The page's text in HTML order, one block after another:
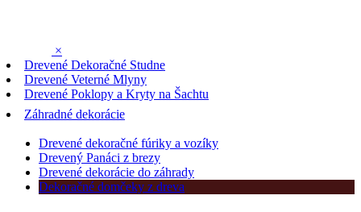
×
Drevené Dekoračné Studne
Drevené Veterné Mlyny
Drevené Poklopy a Kryty na Šachtu
Záhradné dekorácie
Drevené dekoračné fúriky a vozíky
Drevený Panáci z brezy
Drevené dekorácie do záhrady
Dekoračné domčeky z dreva